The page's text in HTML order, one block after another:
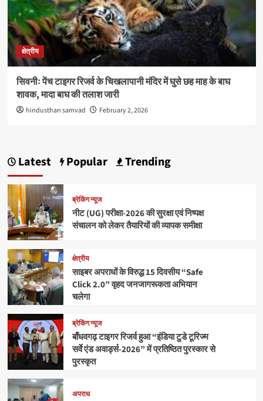
क्षेत्रीय
सिवनीः पेंच टाइगर रिजर्व के चिखलापानी मंदिर में घुसे छह माह के बाघ
शावक, मादा बाघ की तलाश जारी
hindusthan samvad February 2, 2026
Latest Popular Trending
ब्रेकिंग न्यूज
नीट (UG) परीक्षा-2026 की सुरक्षा एवं निष्पक्ष
संचालन को लेकर तैयारियों की व्यापक समीक्षा
क्षेत्रीय
साइबर अपराधों के विरुद्ध 15 दिवसीय “Safe
Click 2.0” वृहद जनजागरूकता अभियान
चलेगा
ब्रेकिंग न्यूज
बाँधवगढ़ टाइगर रिजर्व हुआ “इंडिया टुडे टूरिज्म
सर्वे एंड अवार्ड्स-2026” में प्रतिष्ठित पुरस्कार से
पुरस्कृत
अपराध